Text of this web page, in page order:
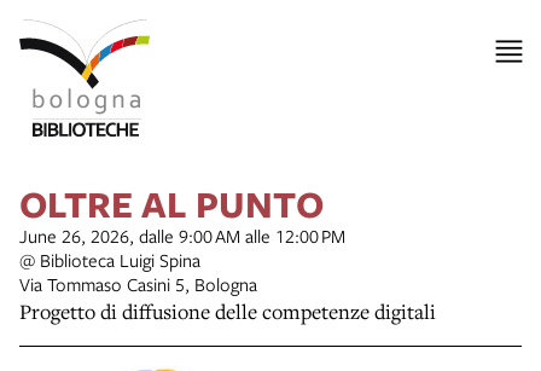
OLTRE AL PUNTO
June 26, 2026, dalle 9:00 AM alle 12:00 PM
@ Biblioteca Luigi Spina
Via Tommaso Casini 5, Bologna
Progetto di diffusione delle competenze digitali